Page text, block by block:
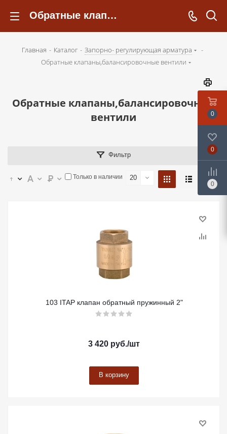
Обратные клапаны,балансировочные вентили - kotelsochi.ru
Главная - Каталог - Запорно- регулирующая арматура
-
Обратные клапаны,балансировочные вентили
Обратные клапаны,балансировочные
вентили
Фильтр
20
Только в наличии
103 ITAP клапан обратный пружинный 2"
3 420 руб./шт
В корзину
0
0
0